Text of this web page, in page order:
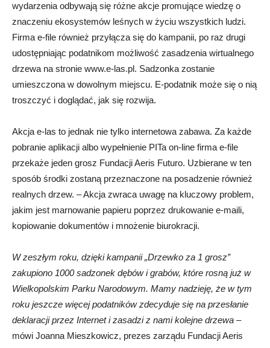
wydarzenia odbywają się różne akcje promujące wiedzę o
znaczeniu ekosystemów leśnych w życiu wszystkich ludzi.
Firma e-file również przyłącza się do kampanii, po raz drugi
udostępniając podatnikom możliwość zasadzenia wirtualnego
drzewa na stronie www.e-las.pl. Sadzonka zostanie
umieszczona w dowolnym miejscu. E-podatnik może się o nią
troszczyć i doglądać, jak się rozwija.
Akcja e-las to jednak nie tylko internetowa zabawa. Za każde
pobranie aplikacji albo wypełnienie PITa on-line firma e-file
przekaże jeden grosz Fundacji Aeris Futuro. Uzbierane w ten
sposób środki zostaną przeznaczone na posadzenie również
realnych drzew. – Akcja zwraca uwagę na kluczowy problem,
jakim jest marnowanie papieru poprzez drukowanie e-maili,
kopiowanie dokumentów i mnożenie biurokracji.
W zeszłym roku, dzięki kampanii „Drzewko za 1 grosz”
zakupiono 1000 sadzonek dębów i grabów, które rosną już w
Wielkopolskim Parku Narodowym. Mamy nadzieję, że w tym
roku jeszcze więcej podatników zdecyduje się na przesłanie
deklaracji przez Internet i zasadzi z nami kolejne drzewa –
mówi Joanna Mieszkowicz, prezes zarządu Fundacji Aeris